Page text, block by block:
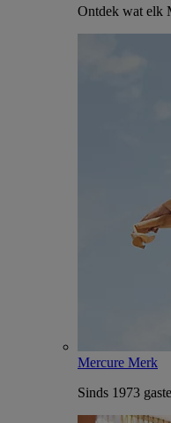
Ontdek wat elk
Mercure Merk
Sinds 1973